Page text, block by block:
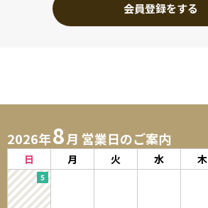
会員登録をする
2026年8月 営業日のご案内
日 月 火 水 木